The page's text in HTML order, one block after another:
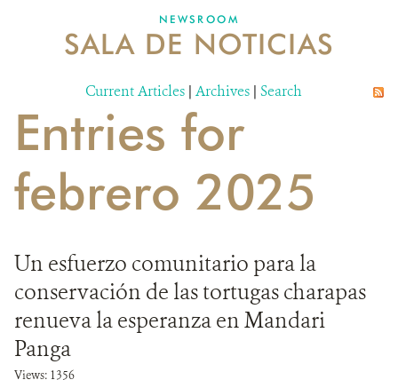
MECANISMO DE ATENCIÓN DE QUEJAS Y RECLAMOS
DONA
NEWSROOM
SALA DE NOTICIAS
Current Articles | Archives | Search
Entries for
febrero 2025
Un esfuerzo comunitario para la
conservación de las tortugas charapas
renueva la esperanza en Mandari
Panga
Views: 1356